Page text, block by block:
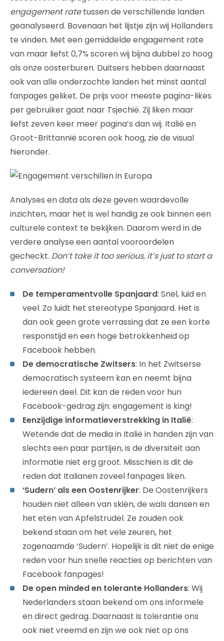
engagement ratetussen de verschillende landen
geanalyseerd. Bovenaan het lijstje zijn wij Hollanders
te vinden. Met een gemiddelde engagement rate
van maar liefst 0,7% scoren wij bijna dubbel zo hoog
als onze oosterburen. Duitsers hebben daarnaast
ook van alle onderzochte landen het minst aantal
fanpages geliket. De prijs voor meeste pagina-likes
per gebruiker gaat naar Tsjechië. Zij liken maar
liefst zeven keer meer pagina’s dan wij. Italië en
Groot-Brittannië scoren ook hoog, zie de visual
hieronder.
Analyses en data als deze geven waardevolle
inzichten, maar het is wel handig ze ook binnen een
culturele context te bekijken. Daarom werd in de
verdere analyse een aantal vooroordelen
gecheckt. Don’t take it too serious, it’s just to start a
conversation!
De temperamentvolle Spanjaard: Snel, luid en
veel. Zo luidt het stereotype Spanjaard. Het is
dan ook geen grote verrassing dat ze een korte
responstijd en een hoge betrokkenheid op
Facebook hebben.
De democratische Zwitsers: In het Zwitserse
democratisch systeem kan en neemt bijna
iedereen deel. Dit kan de reden voor hun
Facebook-gedrag zijn: engagement is king!
Eenzijdige informatieverstrekking in Italië:
Wetende dat de media in Italië in handen zijn van
slechts een paar partijen, is de diversiteit aan
informatie niet erg groot. Misschien is dit de
reden dat Italianen zoveel fanpages liken.
‘Sudern’ als een Oostenrijker: De Oostenrijkers
houden niet alleen van skiën, de wals dansen en
het eten van Apfelstrudel. Ze zouden ook
bekend staan om het vele zeuren, het
zogenaamde ‘Sudern’. Hopelijk is dit niet de enige
reden voor hun snelle reacties op berichten van
Facebook fanpages!
De open minded en tolerante Hollanders: Wij
Nederlanders staan bekend om ons informele
en direct gedrag. Daarnaast is tolerantie ons
ook niet vreemd en zijn we ook niet op ons